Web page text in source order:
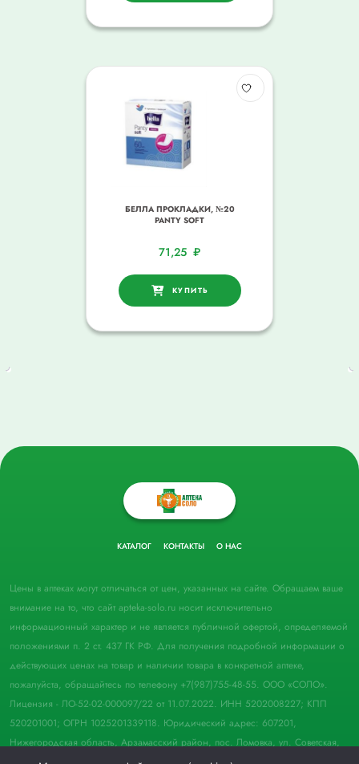
БЕЛЛА ПРОКЛАДКИ, №20
PANTY SOFT
71,25 ₽
КУПИТЬ
КАТАЛОГ КОНТАКТЫ О НАС
Цены в аптеках могут отличаться от цен, указанных на сайте. Обращаем ваше
внимание на то, что сайт apteka-solo.ru носит исключительно
информационный характер и не является публичной офертой, определяемой
положениями п. 2 ст. 437 ГК РФ. Для получения подробной информации о
действующих ценах на товар и наличии товара в конкретной аптеке,
пожалуйста, обращайтесь по телефону +7(987)755-48-55. ООО «СОЛО».
Лицензия - ЛО-52-02-000097/22 от 11.07.2022. ИНН 5202008227; КПП
520201001; ОГРН 1025201339118. Юридический адрес: 607201,
Нижегородская область, Арзамасский район, пос. Ломовка, ул. Советская,